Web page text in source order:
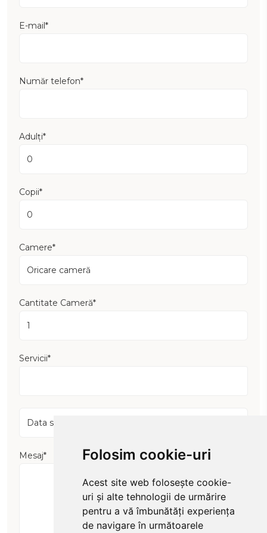
Folosim cookie-uri
Acest site web folosește cookie-
uri și alte tehnologii de urmărire
pentru a vă îmbunătăți experiența
de navigare în următoarele
E-mail*
Număr telefon*
Adulți*
Copii*
Camere*
Cantitate Cameră*
Servicii*
Mesaj*